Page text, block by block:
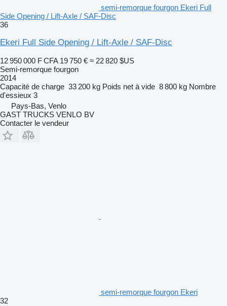
semi-remorque fourgon Ekeri Full
Side Opening / Lift-Axle / SAF-Disc
36
Ekeri Full Side Opening / Lift-Axle / SAF-Disc
12 950 000 F CFA 19 750 € ≈ 22 820 $US
Semi-remorque fourgon
2014
Capacité de charge 33 200 kg Poids net à vide 8 800 kg Nombre
d'essieux 3
Pays-Bas, Venlo
GAST TRUCKS VENLO BV
Contacter le vendeur
semi-remorque fourgon Ekeri
32